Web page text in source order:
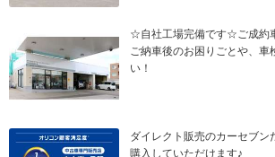
☆自社工場完備です☆ご成約
ご納車後のお困りごとや、車
い！
ダイレクト販売のカーセブン
購入していただけます♪